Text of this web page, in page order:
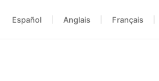
Français
Anglais
Español